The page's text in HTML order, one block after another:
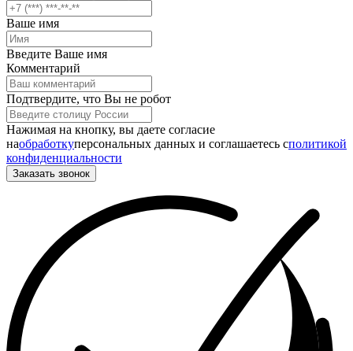
Ваше имя
Введите Ваше имя
Комментарий
Подтвердите, что Вы не робот
Нажимая на кнопку, вы даете согласие
наобработкуперсональных данных и соглашаетесь cполитикой
конфиденциальности
Заказать звонок